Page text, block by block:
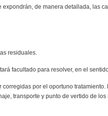
de manera detallada, las
residuales.
facultado para resolver, en el
por el oportuno tratamiento.
transporte y punto de vertido de